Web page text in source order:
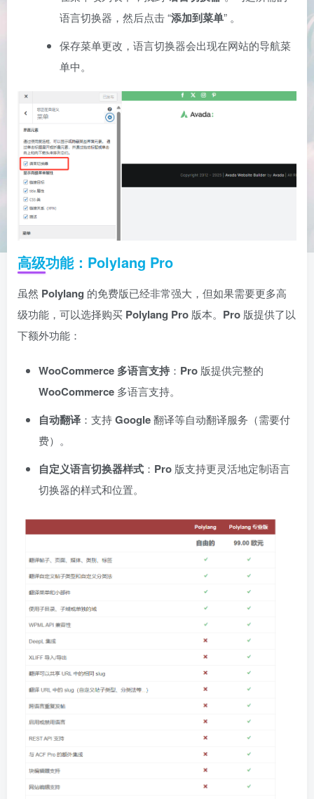
语言切换器，然后点击 “添加到菜单” 。
保存菜单更改，语言切换器会出现在网站的导航菜
单中。
高级功能：Polylang Pro
虽然 Polylang 的免费版已经非常强大，但如果需要更多高
级功能，可以选择购买 Polylang Pro 版本。 Pro 版提供了以
下额外功能：
WooCommerce 多语言支持： Pro 版提供完整的
WooCommerce 多语言支持。
自动翻译 ：支持Google翻译等自动翻译服务（需要付
费）。
自定义语言切换器样式 ： Pro 版支持更灵活地定制语言
切换器的样式和位置。